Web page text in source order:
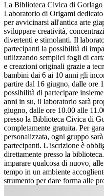
La Biblioteca Civica di Gorlago
Laboratorio di Origami
per avvicinarsi all'antica arte
sviluppare creatività,
divertenti e stimolanti. Il
partecipanti la possibilità di
utilizzando semplici fogli di
e creazioni originali grazie a
bambini dai 6 ai 10 anni gli
partire dal 16 giugno, dalle ore
possibilità di partecipare
anni in su, il laboratorio sarà
giugno, dalle ore 10.00 alle
presso la Biblioteca Civica di
completamente gratuita. Per
personalizzata, ogni gruppo
partecipanti. L'iscrizione è
direttamente presso la
imparare qualcosa di nuovo,
tempo in un ambiente
strumento per dare forma alle